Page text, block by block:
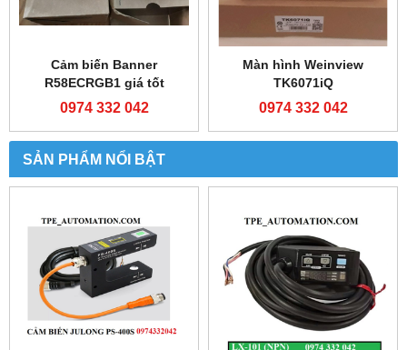
Cảm biến Banner
R58ECRGB1 giá tốt
0974 332 042
Màn hình Weinview
TK6071iQ
0974 332 042
SẢN PHẨM NỔI BẬT